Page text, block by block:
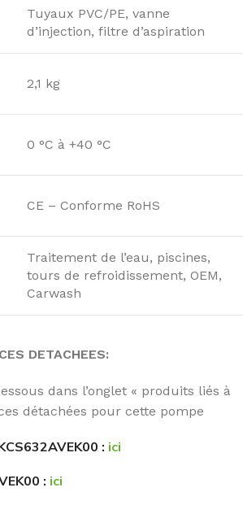
Tuyaux PVC/PE, vanne
d’injection, filtre d’aspiration
2,1 kg
0 °C à +40 °C
CE – Conforme RoHS
Traitement de l’eau, piscines,
tours de refroidissement, OEM,
Carwash
DETACHEES:
dans l’onglet « produits liés à
détachées pour cette pompe
: ici
: ici